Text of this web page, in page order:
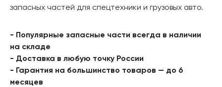
запасных частей для спецтехники и грузовых авто.
- Популярные запасные части всегда в наличии
на складе
- Доставка в любую точку России
- Гарантия на большинство товаров — до 6
месяцев